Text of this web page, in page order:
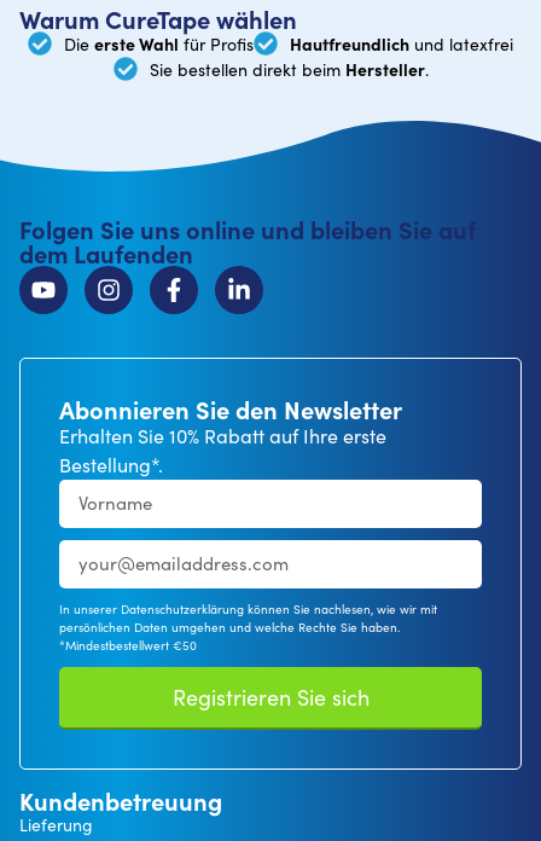
Warum CureTape wählen
Die erste Wahl für Profis Hautfreundlich und latexfrei
Sie bestellen direkt beim Hersteller.
Folgen Sie uns online und bleiben Sie auf
dem Laufenden
Abonnieren Sie den Newsletter
Erhalten Sie 10% Rabatt auf Ihre erste
Bestellung*.
In unserer Datenschutzerklärung können Sie nachlesen, wie wir mit
persönlichen Daten umgehen und welche Rechte Sie haben.
*Mindestbestellwert €50
Registrieren Sie sich
Kundenbetreuung
Lieferung